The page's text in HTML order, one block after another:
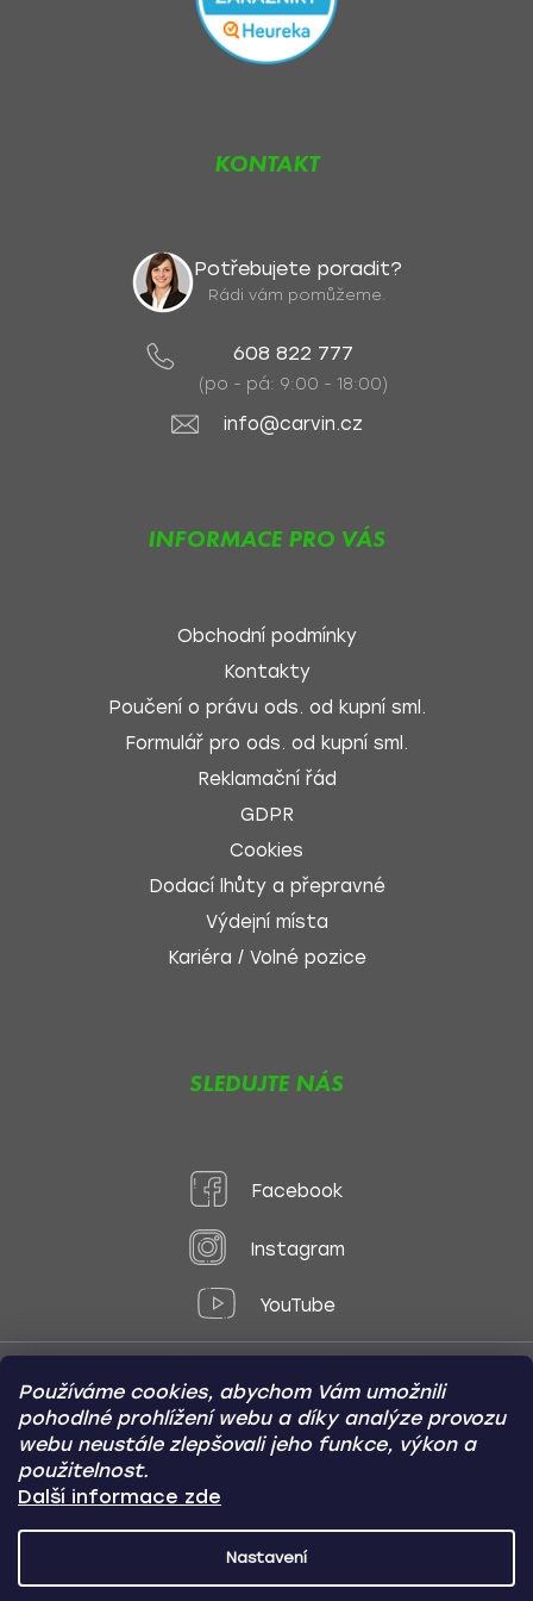
Používáme cookies, abychom Vám umožnili
pohodlné prohlížení webu a díky analýze provozu
webu neustále zlepšovali jeho funkce, výkon a
použitelnost.
Další informace zde
Nastavení
KONTAKT
Potřebujete poradit?
Rádi vám pomůžeme.
608 822 777
(po - pá: 9:00 - 18:00)
info@carvin.cz
INFORMACE PRO VÁS
Obchodní podmínky
Kontakty
Poučení o právu ods. od kupní sml.
Formulář pro ods. od kupní sml.
Reklamační řád
GDPR
Cookies
Dodací lhůty a přepravné
Výdejní místa
Kariéra / Volné pozice
SLEDUJTE NÁS
Facebook
Instagram
YouTube
Způsoby platby:
Online
Převod
Dobírka